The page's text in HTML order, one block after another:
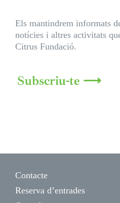
Els mantindrem informats
notícies i altres activitats
Citrus Fundació.
Subscriu-te ⟶
Contacte
Reserva d’entrades